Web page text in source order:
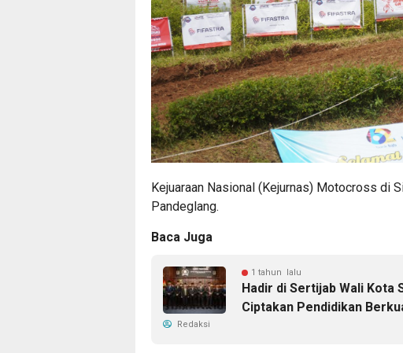
Kejuaraan Nasional (Kejurnas) Motocross di
Pandeglang.
Baca Juga
1 tahun lalu
Hadir di Sertijab Wali Kota
Ciptakan Pendidikan
Redaksi